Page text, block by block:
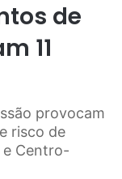
de
11
provocam
risco de
e Centro-